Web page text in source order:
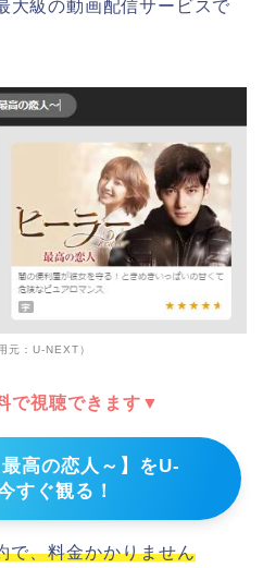
大級の動画配信サービスで
元：U-NEXT）
で視聴できます▼
高の恋人～】をU-
すぐ観る！
、料金かかりません